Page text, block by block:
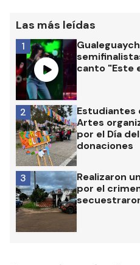
Las más leídas
canto "Este
1
Estudiantes
Artes
por el Día
donaciones
2
Realizaron
por el
3